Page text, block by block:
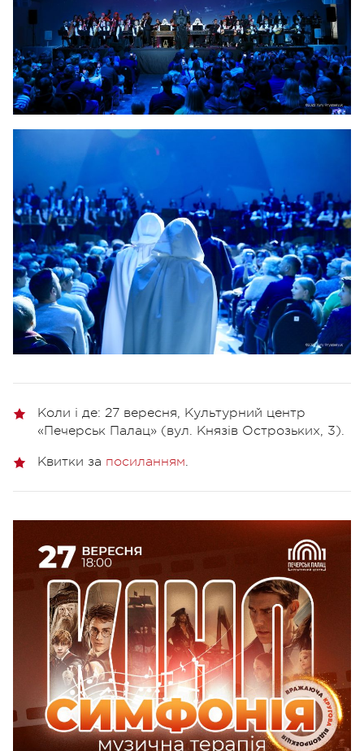
Коли і де: 27 вересня, Культурний центр
«Печерськ Палац» (вул. Князів Острозьких, 3).
Квитки за посиланням.